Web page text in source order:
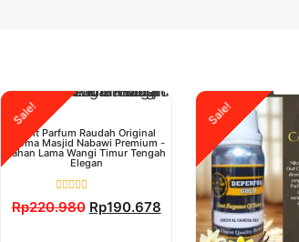
Bibit Parfum Raudah Original
Aroma Masjid Nabawi Premium -
Tahan Lama Wangi Timur Tengah
Elegan
Dinilai
0
Sale!
Rp220.980 Rp190.678
Sale!